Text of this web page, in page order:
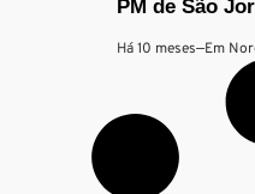
PM de São
Há 10 meses—Em